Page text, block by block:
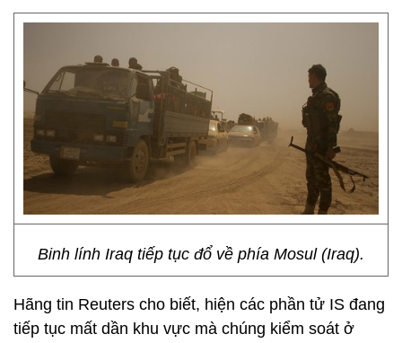
Binh lính Iraq tiếp tục đổ về phía Mosul (Iraq).
Hãng tin Reuters cho biết, hiện các phần tử IS đang
tiếp tục mất dần khu vực mà chúng kiểm soát ở